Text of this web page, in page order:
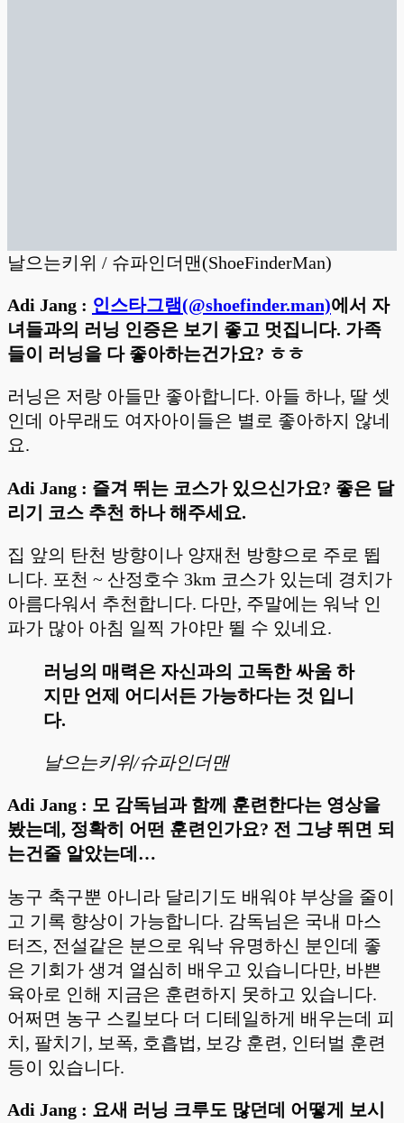
날으는키위 / 슈파인더맨(ShoeFinderMan)
Adi Jang : 인스타그램(@shoefinder.man)에서 자
녀들과의 러닝 인증은 보기 좋고 멋집니다. 가족
들이 러닝을 다 좋아하는건가요? ㅎㅎ
러닝은 저랑 아들만 좋아합니다. 아들 하나, 딸 셋
인데 아무래도 여자아이들은 별로 좋아하지 않네
요.
Adi Jang : 즐겨 뛰는 코스가 있으신가요? 좋은 달
리기 코스 추천 하나 해주세요.
집 앞의 탄천 방향이나 양재천 방향으로 주로 뜁
니다. 포천 ~ 산정호수 3km 코스가 있는데 경치가
아름다워서 추천합니다. 다만, 주말에는 워낙 인
파가 많아 아침 일찍 가야만 뛸 수 있네요.
러닝의 매력은 자신과의 고독한 싸움 하
지만 언제 어디서든 가능하다는 것 입니
다.
날으는키위/슈파인더맨
Adi Jang : 모 감독님과 함께 훈련한다는 영상을
봤는데, 정확히 어떤 훈련인가요? 전 그냥 뛰면 되
는건줄 알았는데…
농구 축구뿐 아니라 달리기도 배워야 부상을 줄이
고 기록 향상이 가능합니다. 감독님은 국내 마스
터즈, 전설같은 분으로 워낙 유명하신 분인데 좋
은 기회가 생겨 열심히 배우고 있습니다만, 바쁜
육아로 인해 지금은 훈련하지 못하고 있습니다.
어쩌면 농구 스킬보다 더 디테일하게 배우는데 피
치, 팔치기, 보폭, 호흡법, 보강 훈련, 인터벌 훈련
등이 있습니다.
Adi Jang : 요새 러닝 크루도 많던데 어떻게 보시